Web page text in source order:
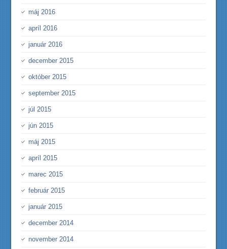
máj 2016
apríl 2016
január 2016
december 2015
október 2015
september 2015
júl 2015
jún 2015
máj 2015
apríl 2015
marec 2015
február 2015
január 2015
december 2014
november 2014